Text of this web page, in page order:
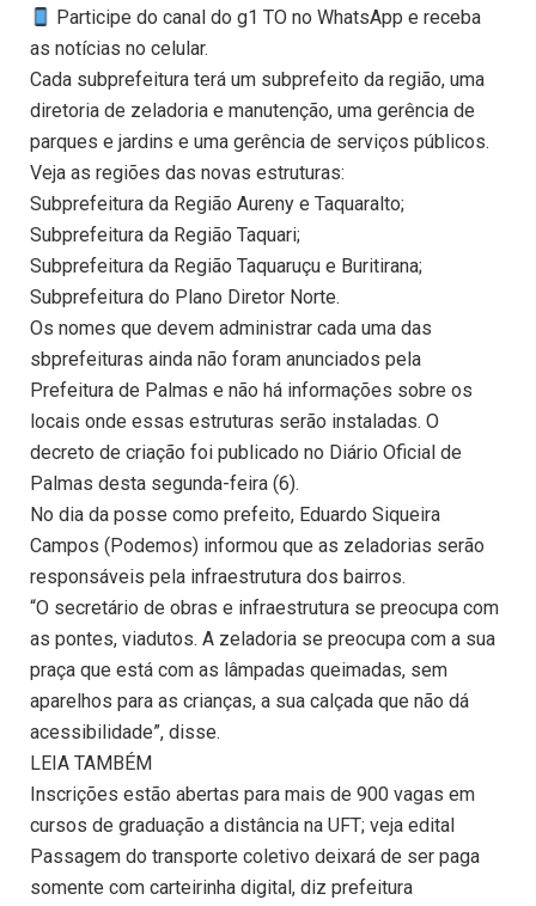
Participe do canal do g1 TO no WhatsApp e receba
as notícias no celular.
Cada subprefeitura terá um subprefeito da região, uma
diretoria de zeladoria e manutenção, uma gerência de
parques e jardins e uma gerência de serviços públicos.
Veja as regiões das novas estruturas:
Subprefeitura da Região Aureny e Taquaralto;
Subprefeitura da Região Taquari;
Subprefeitura da Região Taquaruçu e Buritirana;
Subprefeitura do Plano Diretor Norte.
Os nomes que devem administrar cada uma das
sbprefeituras ainda não foram anunciados pela
Prefeitura de Palmas e não há informações sobre os
locais onde essas estruturas serão instaladas. O
decreto de criação foi publicado no Diário Oficial de
Palmas desta segunda-feira (6).
No dia da posse como prefeito, Eduardo Siqueira
Campos (Podemos) informou que as zeladorias serão
responsáveis pela infraestrutura dos bairros.
“O secretário de obras e infraestrutura se preocupa com
as pontes, viadutos. A zeladoria se preocupa com a sua
praça que está com as lâmpadas queimadas, sem
aparelhos para as crianças, a sua calçada que não dá
acessibilidade”, disse.
LEIA TAMBÉM
Inscrições estão abertas para mais de 900 vagas em
cursos de graduação a distância na UFT; veja edital
Passagem do transporte coletivo deixará de ser paga
somente com carteirinha digital, diz prefeitura